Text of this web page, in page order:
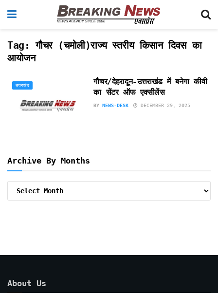
Tag:गौचर (चमोली)राज्य स्तरीय किसान दिवस का
आयोजन
उत्तराखंड
गौचर/देहरादून-उत्तराखंड में बनेगा कीवी
का सेंटर ऑफ एक्सीलेंस
BY NEWS-DESK DECEMBER 29, 2025
Archive By Months
About Us